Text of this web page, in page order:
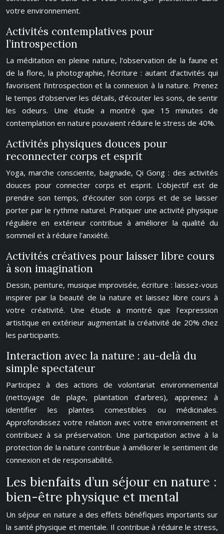
votre environnement.
Activités contemplatives pour
l’introspection
La méditation en pleine nature, l’observation de la faune et
de la flore, la photographie, l’écriture : autant d’activités qui
favorisent l’introspection et la connexion à la nature. Prenez
le temps d’observer les détails, d’écouter les sons, de sentir
les odeurs. Une étude a montré que 15 minutes de
contemplation en nature pouvaient réduire le stress de 40%.
Activités physiques douces pour
reconnecter corps et esprit
Yoga, marche consciente, baignade, Qi Gong : des activités
douces pour connecter corps et esprit. L’objectif est de
prendre son temps, d’écouter son corps et de se laisser
porter par le rythme naturel. Pratiquer une activité physique
régulière en extérieur contribue à améliorer la qualité du
sommeil et à réduire l’anxiété.
Activités créatives pour laisser libre cours
à son imagination
Dessin, peinture, musique improvisée, écriture : laissez-vous
inspirer par la beauté de la nature et laissez libre cours à
votre créativité. Une étude a montré que l’expression
artistique en extérieur augmentait la créativité de 20% chez
les participants.
Interaction avec la nature : au-delà du
simple spectateur
Participez à des actions de volontariat environnemental
(nettoyage de plage, plantation d’arbres), apprenez à
identifier les plantes comestibles ou médicinales.
Approfondissez votre relation avec votre environnement et
contribuez à sa préservation. Une participation active à la
protection de la nature contribue à améliorer le sentiment de
connexion et de responsabilité.
Les bienfaits d’un séjour en nature :
bien-être physique et mental
Un séjour en nature a des effets bénéfiques importants sur
la santé physique et mentale. Il contribue à réduire le stress,